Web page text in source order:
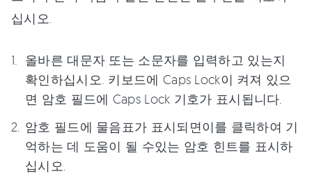
십시오.
올바른 대문자 또는 소문자를 입력하고 있는지
확인하십시오. 키보드에 Caps Lock이 켜져 있으
면 암호 필드에 Caps Lock 기호가 표시됩니다.
암호 필드에 물음표가 표시되면이를 클릭하여 기
억하는 데 도움이 될 수있는 암호 힌트를 표시하
십시오.